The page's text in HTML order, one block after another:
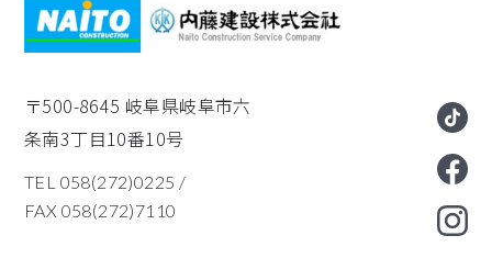
〒500-8645 岐阜県岐阜市六
条南3丁目10番10号
TEL 058(272)0225 /
FAX 058(272)7110